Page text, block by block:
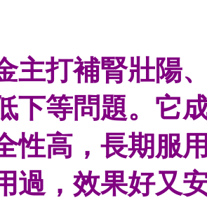
主打補腎壯陽
下等問題。它
性高，長期服
過，效果好又